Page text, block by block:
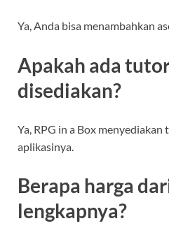
Ya, Anda bisa menambahkan
Apakah ada
disediakan?
Ya, RPG in a Box
aplikasinya.
Berapa harga
lengkapnya?